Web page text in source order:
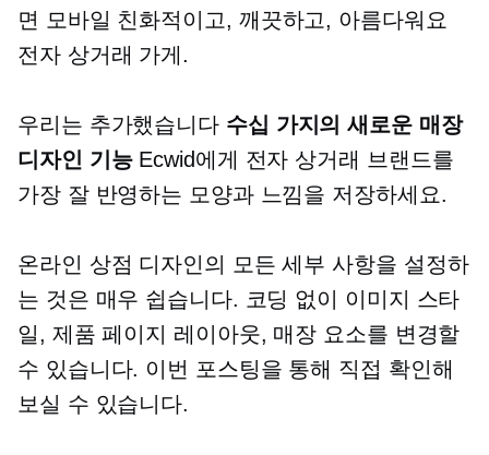
면 모바일 친화적이고, 깨끗하고, 아름다워요
전자 상거래 가게.
우리는 추가했습니다 수십 가지의 새로운 매장
디자인 기능Ecwid에게 전자 상거래 브랜드를
가장 잘 반영하는 모양과 느낌을 저장하세요.
온라인 상점 디자인의 모든 세부 사항을 설정하
는 것은 매우 쉽습니다. 코딩 없이 이미지 스타
일, 제품 페이지 레이아웃, 매장 요소를 변경할
수 있습니다. 이번 포스팅을 통해 직접 확인해
보실 수 있습니다.